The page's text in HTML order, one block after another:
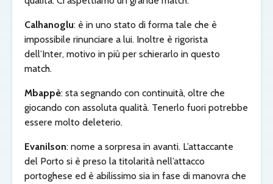
Calhanoglu: è in uno stato di forma tale che è
impossibile rinunciare a lui. Inoltre è rigorista
dell’Inter, motivo in più per schierarlo in questo
match.
Mbappè: sta segnando con continuità, oltre che
giocando con assoluta qualità. Tenerlo fuori potrebbe
essere molto deleterio.
Evanilson: nome a sorpresa in avanti. L’attaccante
del Porto si è preso la titolarità nell’attacco
portoghese ed è abilissimo sia in fase di manovra che